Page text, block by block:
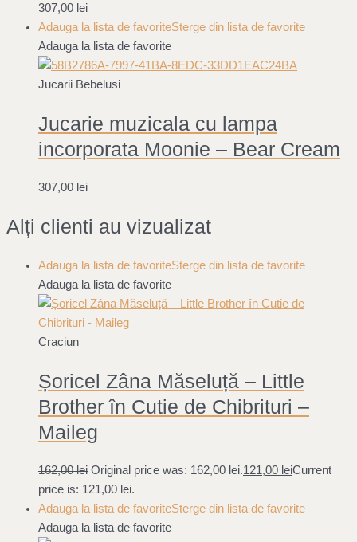
307,00 lei
Adauga la lista de favoriteSterge din lista de favorite
Adauga la lista de favorite
Jucarii Bebelusi
Jucarie muzicala cu lampa
incorporata Moonie – Bear Cream
307,00 lei
Alți clienti au vizualizat
Adauga la lista de favoriteSterge din lista de favorite
Adauga la lista de favorite
Craciun
Șoricel Zâna Măseluță – Little
Brother în Cutie de Chibrituri –
Maileg
162,00lei Original price was: 162,00 lei.121,00 leiCurrent
price is: 121,00 lei.
Adauga la lista de favoriteSterge din lista de favorite
Adauga la lista de favorite